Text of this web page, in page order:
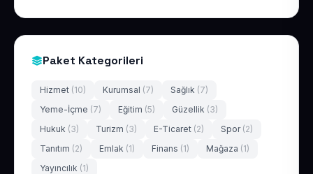
Paket Kategorileri
Hizmet (10) Kurumsal (7) Sağlık (7)
Yeme-İçme (7) Eğitim (5) Güzellik (3)
Hukuk (3) Turizm (3) E-Ticaret (2) Spor (2)
Tanıtım (2) Emlak (1) Finans (1) Mağaza (1)
Yayıncılık (1)